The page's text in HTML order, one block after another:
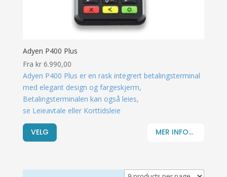
Adyen P400 Plus
Fra kr6.990,00
Adyen P400 Plus er en rask integrert betalingsterminal
med elegant design og fargeskjerm,
Betalingsterminalen kan også leies,
se Leieavtale eller Korttidsleie
VELG MER INFO...